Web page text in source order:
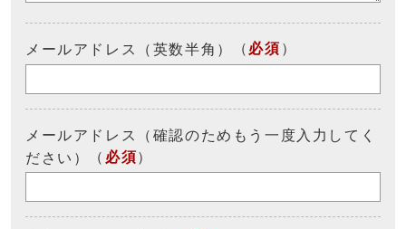
メールアドレス（英数半角） （ 必須 ）
メールアドレス（確認のためもう一度入力してく
ださい）
（ 必須）